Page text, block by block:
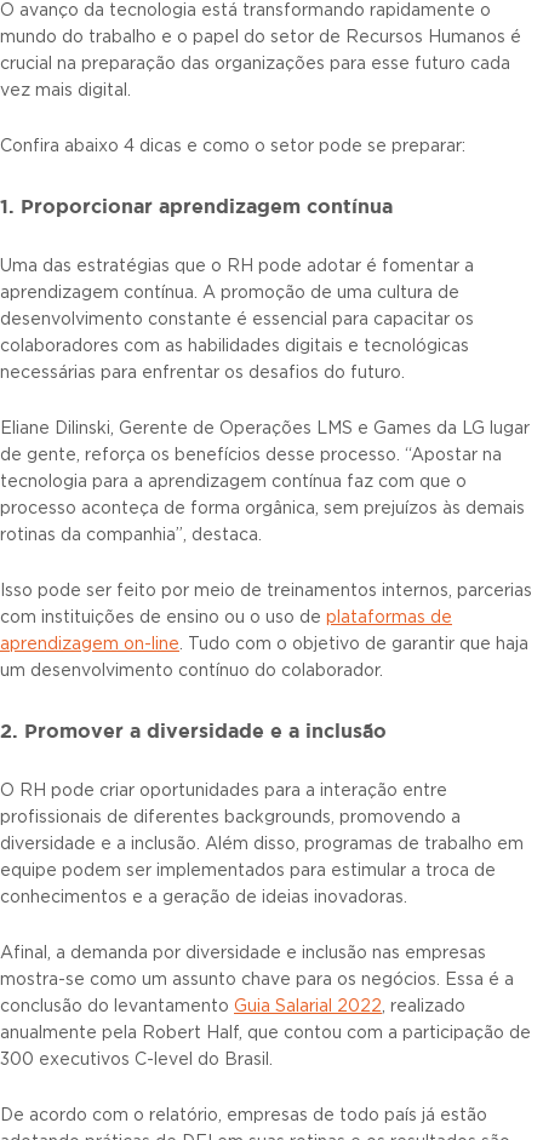
O avanço da tecnologia está transformando rapidamente o
mundo do trabalho e o papel do setor de Recursos Humanos é
crucial na preparação das organizações para esse futuro cada
vez mais digital.
Confira abaixo 4 dicas e como o setor pode se preparar:
1. Proporcionar aprendizagem contínua
Uma das estratégias que o RH pode adotar é fomentar a
aprendizagem contínua. A promoção de uma cultura de
desenvolvimento constante é essencial para capacitar os
colaboradores com as habilidades digitais e tecnológicas
necessárias para enfrentar os desafios do futuro.
Eliane Dilinski, Gerente de Operações LMS e Games da LG lugar
de gente, reforça os benefícios desse processo. “Apostar na
tecnologia para a aprendizagem contínua faz com que o
processo aconteça de forma orgânica, sem prejuízos às demais
rotinas da companhia”, destaca.
Isso pode ser feito por meio de treinamentos internos, parcerias
com instituições de ensino ou o uso de plataformas de
aprendizagem on-line. Tudo com o objetivo de garantir que haja
um desenvolvimento contínuo do colaborador.
2. Promover a diversidade e a inclusão
O RH pode criar oportunidades para a interação entre
profissionais de diferentes backgrounds, promovendo a
diversidade e a inclusão. Além disso, programas de trabalho em
equipe podem ser implementados para estimular a troca de
conhecimentos e a geração de ideias inovadoras.
Afinal, a demanda por diversidade e inclusão nas empresas
mostra-se como um assunto chave para os negócios. Essa é a
conclusão do levantamento Guia Salarial 2022, realizado
anualmente pela Robert Half, que contou com a participação de
300 executivos C-level do Brasil.
De acordo com o relatório, empresas de todo país já estão